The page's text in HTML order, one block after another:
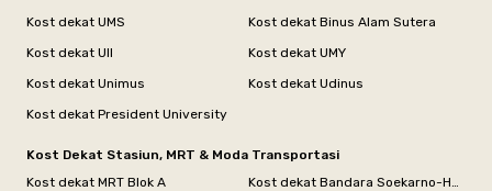
Kost dekat UMS
Kost dekat Binus Alam Sutera
Kost dekat UII
Kost dekat UMY
Kost dekat Unimus
Kost dekat Udinus
Kost dekat President University
Kost Dekat Stasiun, MRT & Moda Transportasi
Kost dekat MRT Blok A